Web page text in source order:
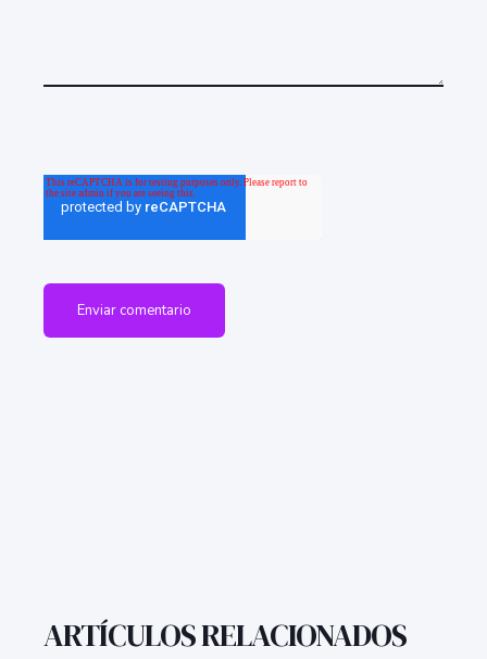
ARTÍCULOS RELACIONADOS